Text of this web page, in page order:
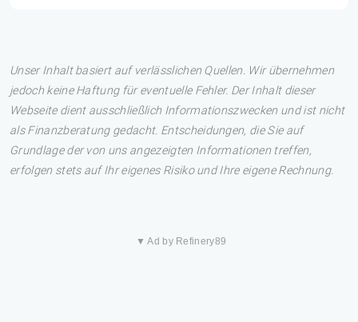
Unser Inhalt basiert auf verlässlichen Quellen. Wir übernehmen
jedoch keine Haftung für eventuelle Fehler. Der Inhalt dieser
Webseite dient ausschließlich Informationszwecken und ist nicht
als Finanzberatung gedacht. Entscheidungen, die Sie auf
Grundlage der von uns angezeigten Informationen treffen,
erfolgen stets auf Ihr eigenes Risiko und Ihre eigene Rechnung.
▼ Ad by Refinery89